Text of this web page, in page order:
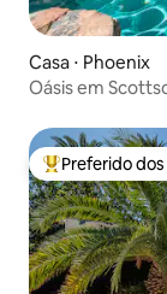
Casa ⋅ Phoenix
Oásis em
Entre os
Preferido